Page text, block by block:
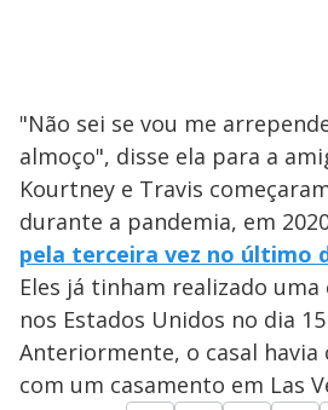
"Não sei se vou me
almoço", disse ela para a
Kourtney e Travis
durante a pandemia, em
pela terceira vez no último
Eles já tinham realizado
nos Estados Unidos no dia
Anteriormente, o casal havia
com um casamento em Las